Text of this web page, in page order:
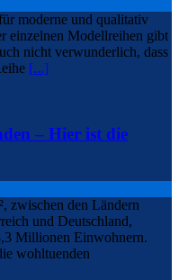
moderne und qualitativ
einzelnen Modellreihen gibt
nicht verwunderlich, dass
[...]
– Hier ist die
zwischen den Ländern
und Deutschland,
Millionen Einwohnern.
wohltuenden